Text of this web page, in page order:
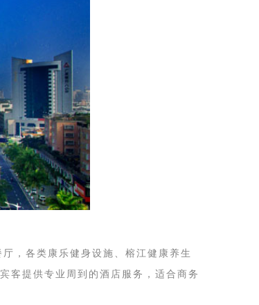
，各类康乐健身设施、榕江健康养生
客提供专业周到的酒店服务，适合商务